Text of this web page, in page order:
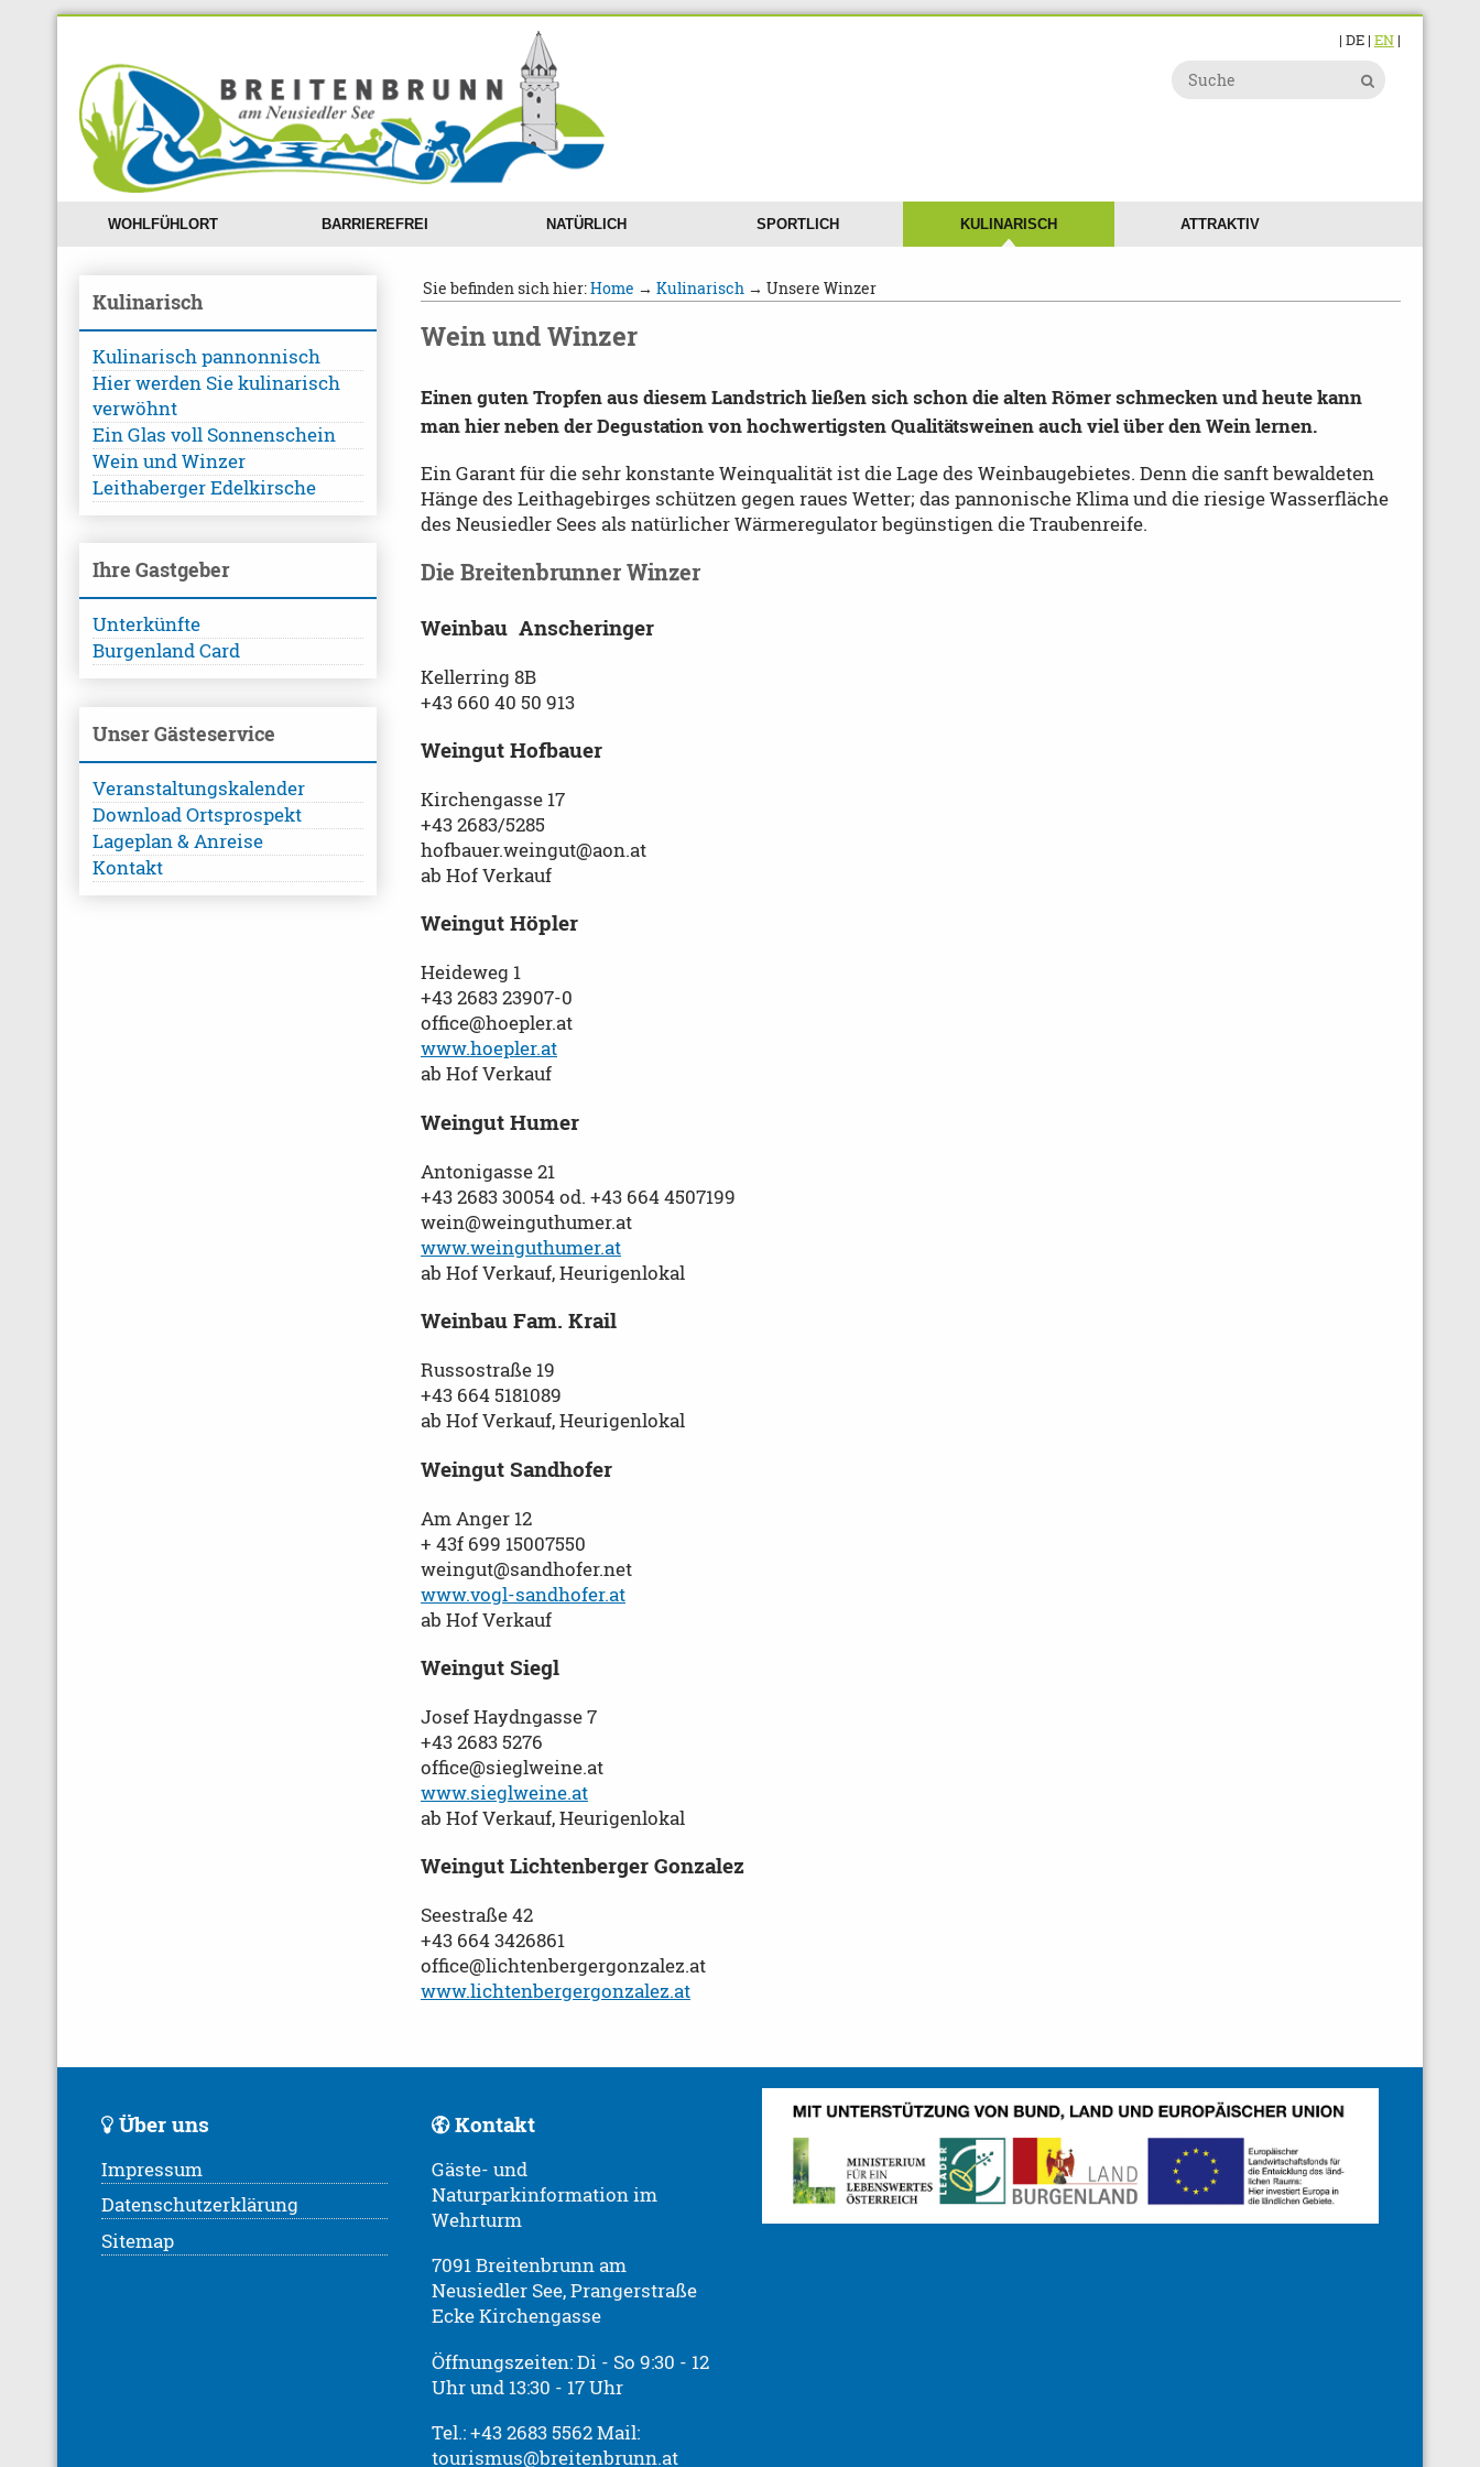
| DE | EN|
WOHLFÜHLORT BARRIEREFREI NATÜRLICH SPORTLICH KULINARISCH ATTRAKTIV
Kulinarisch
Kulinarisch pannonnisch
Hier werden Sie kulinarisch
verwöhnt
Ein Glas voll Sonnenschein
Wein und Winzer
Leithaberger Edelkirsche
Ihre Gastgeber
Unterkünfte
Burgenland Card
Unser Gästeservice
Veranstaltungskalender
Download Ortsprospekt
Lageplan & Anreise
Kontakt
Sie befinden sich hier:Home → Kulinarisch → Unsere Winzer
Wein und Winzer
Einen guten Tropfen aus diesem Landstrich ließen sich schon die alten Römer schmecken und heute kann
man hier neben der Degustation von hochwertigsten Qualitätsweinen auch viel über den Wein lernen.
Ein Garant für die sehr konstante Weinqualität ist die Lage des Weinbaugebietes. Denn die sanft bewaldeten
Hänge des Leithagebirges schützen gegen raues Wetter; das pannonische Klima und die riesige Wasserfläche
des Neusiedler Sees als natürlicher Wärmeregulator begünstigen die Traubenreife.
Die Breitenbrunner Winzer
Weinbau Anscheringer
Kellerring 8B
+43 660 40 50 913
Weingut Hofbauer
Kirchengasse 17
+43 2683/5285
hofbauer.weingut@aon.at
ab Hof Verkauf
Weingut Höpler
Heideweg 1
+43 2683 23907-0
office@hoepler.at
www.hoepler.at
ab Hof Verkauf
Weingut Humer
Antonigasse 21
+43 2683 30054 od. +43 664 4507199
wein@weinguthumer.at
www.weinguthumer.at
ab Hof Verkauf, Heurigenlokal
Weinbau Fam. Krail
Russostraße 19
+43 664 5181089
ab Hof Verkauf, Heurigenlokal
Weingut Sandhofer
Am Anger 12
+ 43f 699 15007550
weingut@sandhofer.net
www.vogl-sandhofer.at
ab Hof Verkauf
Weingut Siegl
Josef Haydngasse 7
+43 2683 5276
office@sieglweine.at
www.sieglweine.at
ab Hof Verkauf, Heurigenlokal
Weingut Lichtenberger Gonzalez
Seestraße 42
+43 664 3426861
office@lichtenbergergonzalez.at
www.lichtenbergergonzalez.at
Über uns
Impressum
Datenschutzerklärung
Sitemap
Kontakt
Gäste- und
Naturparkinformation im
Wehrturm
7091 Breitenbrunn am
Neusiedler See, Prangerstraße
Ecke Kirchengasse
Öffnungszeiten: Di - So 9:30 - 12
Uhr und 13:30 - 17 Uhr
Tel.: +43 2683 5562 Mail:
tourismus@breitenbrunn.at